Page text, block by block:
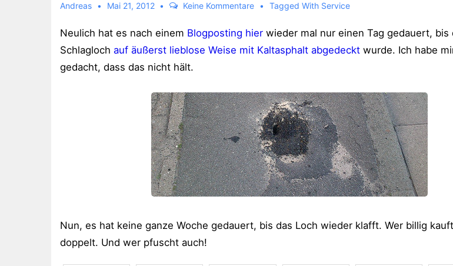
Andreas Mai 21, 2012 Keine Kommentare Tagged With Service
Neulich hat es nach einem Blogposting hier wieder mal nur einen Tag gedauert, bis
Schlagloch auf äußerst lieblose Weise mit Kaltasphalt abgedeckt wurde. Ich habe
gedacht, dass das nicht hält.
Nun, es hat keine ganze Woche gedauert, bis das Loch wieder klafft. Wer billig
doppelt. Und wer pfuscht auch!